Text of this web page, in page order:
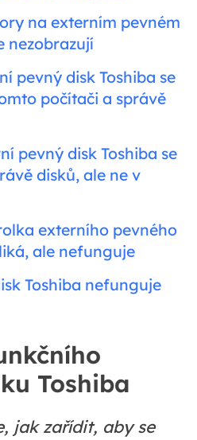
na externím pevném
nezobrazují
pevný disk Toshiba se
počítači a správě
pevný disk Toshiba se
disků, ale ne v
externího pevného
ale nefunguje
Toshiba nefunguje
Toshiba
jak zařídit, aby se